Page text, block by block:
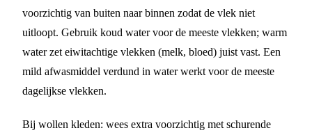
voorzichtig van buiten naar binnen zodat de vlek niet
uitloopt. Gebruik koud water voor de meeste vlekken; warm
water zet eiwitachtige vlekken (melk, bloed) juist vast. Een
mild afwasmiddel verdund in water werkt voor de meeste
dagelijkse vlekken.
Bij wollen kleden: wees extra voorzichtig met schurende